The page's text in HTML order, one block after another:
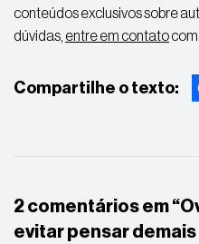
conteúdos exclusivos sobre
dúvidas, entre em contatocom
2 comentários em “
evitar pensar